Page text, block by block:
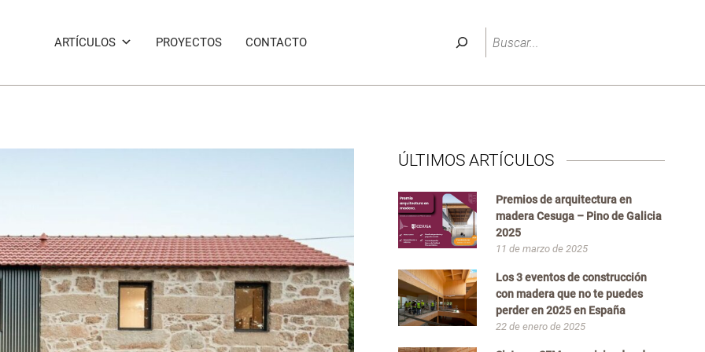
ARTÍCULOS PROYECTOS CONTACTO Buscar
ÚLTIMOS ARTÍCULOS
Premios de arquitectura en
madera Cesuga – Pino de Galicia
2025
11 de marzo de 2025
Los 3 eventos de construcción
con madera que no te puedes
perder en 2025 en España
22 de enero de 2025